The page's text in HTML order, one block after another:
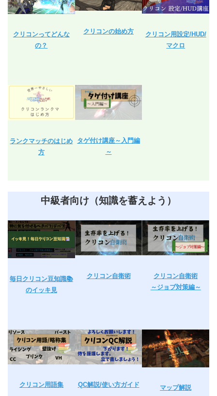
クリコンってどんな
の？
クリコンの始め方
クリコン用設定/HUD/
マクロ
ランクマッチのはじめ
方
タゲ付け講座～入門編
～
中級者向け（知識を蓄えよう）
毎日クリコン豆知識📚
のイッキ見
クリコン自衛術
クリコン自衛術
～ジョブ対策編～
クリコン用語集 QC解説/使い方ガイド マップ解説